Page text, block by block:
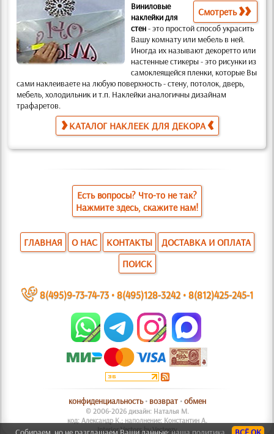
Смотреть
Виниловые
наклейки для
стен-это простой способ украсить
Вашу комнату или мебель в ней.
Иногда их называют декоретто или
настенные стикеры -это рисунки из
самоклеящейся пленки, которые Вы
сами наклеиваете на любую поверхность- стену, потолок, дверь,
мебель, холодильник и т.п. Наклейки аналогичны дизайнам
трафаретов.
КАТАЛОГ НАКЛЕЕК ДЛЯ ДЕКОРА
Есть вопросы? Что-то не так?
Нажмите здесь, скажите нам!
ГЛАВНАЯ О НАС КОНТАКТЫ
ДОСТАВКА И ОПЛАТА
ПОИСК
~ 8(495)9-73-74-73•8(495)128-3242•8(812)425-245-1
конфиденциальность• возврат•обмен
© 2006-2026 дизайн: Наталья М.
код: Александр К.; наполнение: Константин А.
Interior Vectors by Vecteezy